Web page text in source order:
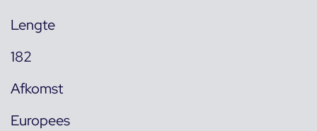
Lengte
182
Afkomst
Europees